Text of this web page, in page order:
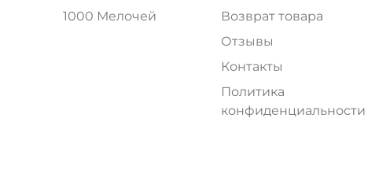
1000 Мелочей
Возврат товара
Отзывы
Контакты
Политика
конфиденциальности